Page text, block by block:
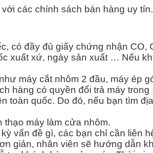
các chính sách bán hàng uy
có đầy đủ giấy chứng nhận CO,
xuất xứ, ngày sản xuất … Nếu
máy cắt nhôm 2 đầu, máy ép
hàng có quyền đổi trả máy
toàn quốc. Do đó, nếu bạn tìm
thạo máy làm cửa nhôm.
vấn đề gì, các bạn chỉ cần liên
giản, nhân viên sẽ hướng dẫn